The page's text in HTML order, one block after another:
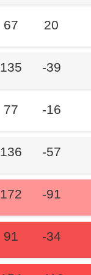
67 20
135 -39
77 -16
136 -57
172 -91
91 -34